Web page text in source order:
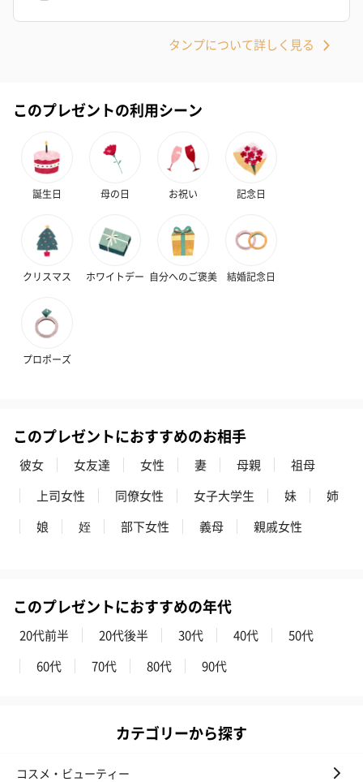
タンプについて詳しく見る
このプレゼントの利用シーン
誕生日 母の日 お祝い 記念日
クリスマス ホワイトデー 自分へのご褒美 結婚記念日
プロポーズ
このプレゼントにおすすめのお相手
彼女 女友達 女性 妻 母親
祖母
上司女性
同僚女性 女子大学生 妹
姉
娘
姪 部下女性 義母 親戚女性
このプレゼントにおすすめの年代
20代前半 20代後半 30代 40代
50代
60代
70代 80代 90代
カテゴリーから探す
コスメ・ビューティー